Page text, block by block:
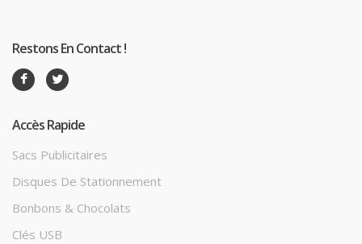
Restons En Contact !
Accès Rapide
Sacs Publicitaires
Disques De Stationnement
Bonbons & Chocolats
Clés USB